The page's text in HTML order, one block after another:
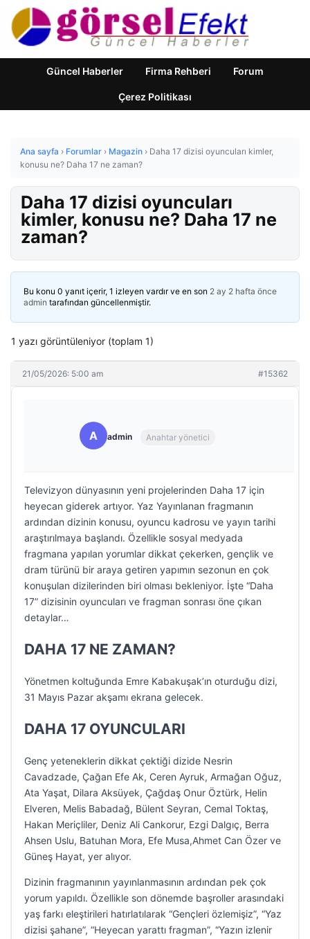
Güncel Haberler Firma Rehberi Forum
Çerez Politikası
Ana sayfa › Forumlar › Magazin › Daha 17 dizisi oyuncuları kimler,
konusu ne? Daha 17 ne zaman?
Daha 17 dizisi oyuncuları
kimler, konusu ne? Daha 17 ne
zaman?
Bu konu 0 yanıt içerir, 1 izleyen vardır ve en son 2 ay 2 hafta önce
admin tarafından güncellenmiştir.
1 yazı görüntüleniyor (toplam 1)
21/05/2026: 5:00 am #15362
A admin Anahtar yönetici
Televizyon dünyasının yeni projelerinden Daha 17 için
heyecan giderek artıyor. Yaz Yayınlanan fragmanın
ardından dizinin konusu, oyuncu kadrosu ve yayın tarihi
araştırılmaya başlandı. Özellikle sosyal medyada
fragmana yapılan yorumlar dikkat çekerken, gençlik ve
dram türünü bir araya getiren yapımın sezonun en çok
konuşulan dizilerinden biri olması bekleniyor. İşte “Daha
17” dizisinin oyuncuları ve fragman sonrası öne çıkan
detaylar…
DAHA 17 NE ZAMAN?
Yönetmen koltuğunda Emre Kabakuşak’ın oturduğu dizi,
31 Mayıs Pazar akşamı ekrana gelecek.
DAHA 17 OYUNCULARI
Genç yeteneklerin dikkat çektiği dizide Nesrin
Cavadzade, Çağan Efe Ak, Ceren Ayruk, Armağan Oğuz,
Ata Yaşat, Dilara Aksüyek, Çağdaş Onur Öztürk, Helin
Elveren, Melis Babadağ, Bülent Seyran, Cemal Toktaş,
Hakan Meriçliler, Deniz Ali Cankorur, Ezgi Dalgıç, Berra
Ahsen Uslu, Batuhan Mora, Efe Musa,Ahmet Can Özer ve
Güneş Hayat, yer alıyor.
Dizinin fragmanının yayınlanmasının ardından pek çok
yorum yapıldı. Özellikle son dönemde başroller arasındaki
yaş farkı eleştirileri hatırlatılarak “Gençleri özlemişiz”, “Yaz
dizisi şahane”, “Heyecan yarattı fragman”, “Yazın izlenir